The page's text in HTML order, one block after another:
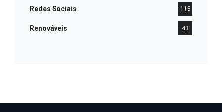
Redes Sociais 118
Renováveis 43